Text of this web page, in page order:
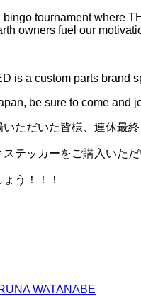
bingo tournament where
owners fuel our
is a custom parts brand
be sure to come
ただいた皆様、連休最
テッカーをご購入いた
う！！！
WATANABE